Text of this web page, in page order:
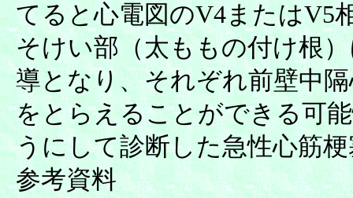
てると心電図のV4またはV5
そけい部（太ももの付け根
導となり、それぞれ前壁中
をとらえることができる可
うにして診断した急性心筋
参考資料